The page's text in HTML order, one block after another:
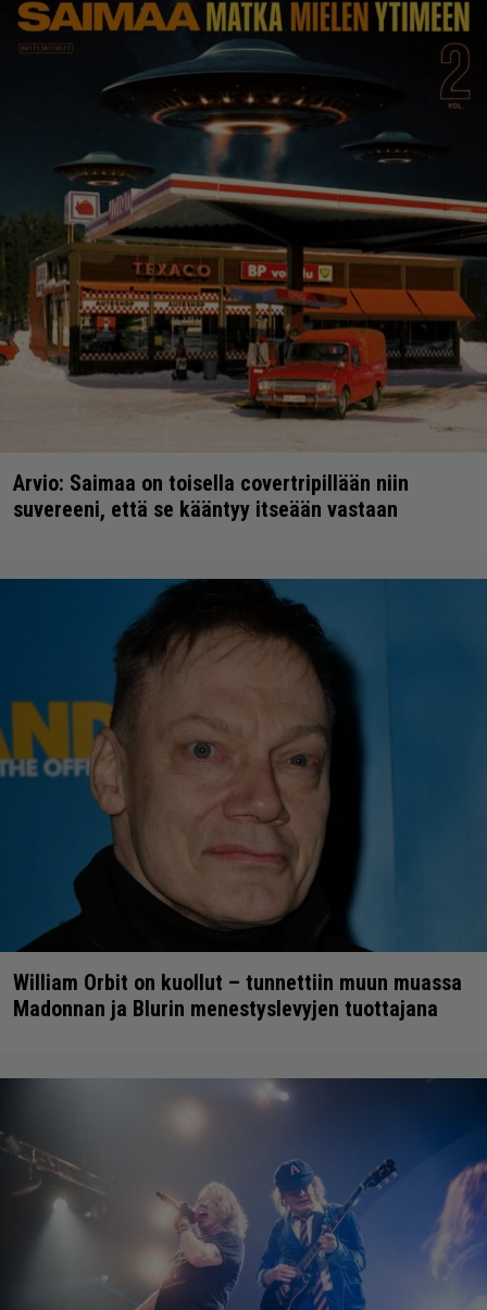
Arvio: Saimaa on toisella covertripillään niin
suvereeni, että se kääntyy itseään vastaan
William Orbit on kuollut – tunnettiin muun muassa
Madonnan ja Blurin menestyslevyjen tuottajana